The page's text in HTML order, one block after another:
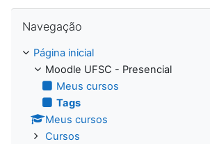
Navegação
Página inicial
Moodle UFSC - Presencial
Meus cursos
Tags
Meus cursos
Cursos